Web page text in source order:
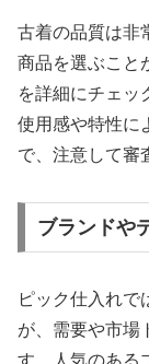
古着の品質は非
商品を選ぶこと
を詳細にチェッ
使用感や特性に
で、注意して審
ブランドや
ピック仕入れで
が、需要や市場
す。人気のある